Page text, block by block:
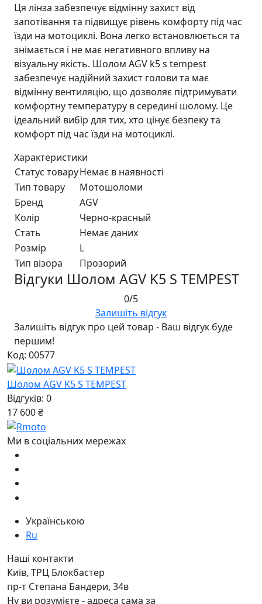
Ця лінза забезпечує відмінну захист від
запотівання та підвищує рівень комфорту під час
їзди на мотоциклі. Вона легко встановлюється та
знімається і не має негативного впливу на
візуальну якість. Шолом AGV k5 s tempest
забезпечує надійний захист голови та має
відмінну вентиляцію, що дозволяє підтримувати
комфортну температуру в середині шолому. Це
ідеальний вибір для тих, хто цінує безпеку та
комфорт під час їзди на мотоциклі.
Характеристики
Статус товаруНемає в наявності
Тип товару
Мотошоломи
Бренд
AGV
Колір
Черно-красный
Стать
Немає даних
Розмір
L
Тип візора
Прозорий
Відгуки Шолом AGV K5 S TEMPEST
0/5
Залишіть відгук
Залишіть відгук про цей товар - Ваш відгук буде
першим!
Код: 00577
Шолом AGV K5 S TEMPEST
Відгуків: 0
17 600 ₴
Ми в соціальних мережах
Українською
Ru
Наші контакти
Київ, ТРЦ Блокбастер
пр-т Степана Бандери, 34в
Ну ви розумієте - адреса сама за